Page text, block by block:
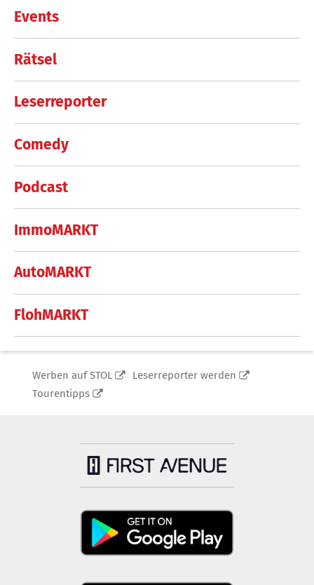
Events
Rätsel
Leserreporter
Comedy
Podcast
ImmoMARKT
AutoMARKT
FlohMARKT
Werben auf STOL
Leserreporter werden
Tourentipps